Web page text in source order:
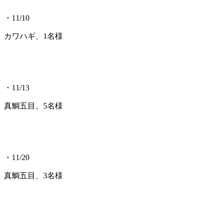
・11/10
カワハギ、1名様
・11/13
真鯛五目、5名様
・11/20
真鯛五目、3名様